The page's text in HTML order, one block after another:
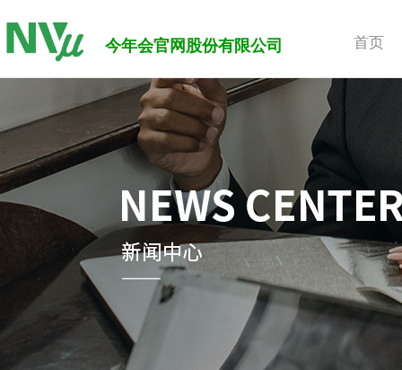
首页
今年会官网股份有限公司